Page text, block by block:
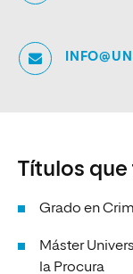
Títulos
Grado en
Máster
la Procura